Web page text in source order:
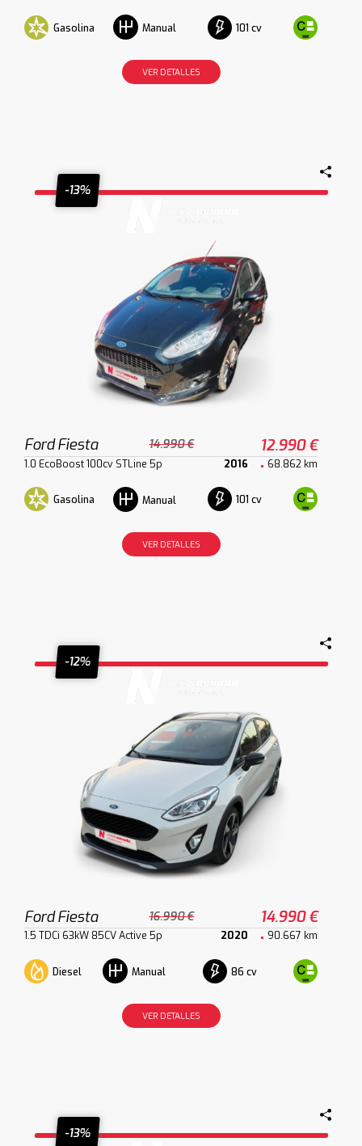
Gasolina Manual 101 cv
VER DETALLES
-13%
Ford Fiesta 14.990 € 12.990 €
1.0 EcoBoost 100cv STLine 5p 2016 68.862 km
Gasolina Manual 101 cv
VER DETALLES
-12%
Ford Fiesta 16.990 € 14.990 €
1.5 TDCi 63kW 85CV Active 5p 2020 90.667 km
Diesel Manual 86 cv
VER DETALLES
-13%